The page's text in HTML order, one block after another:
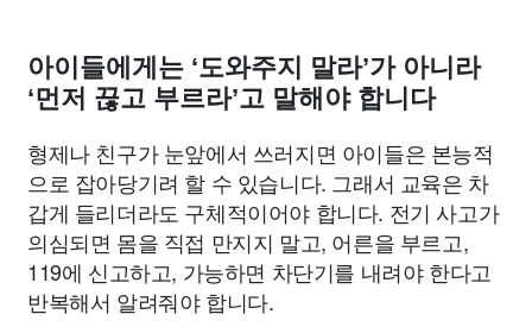
아이들에게는 ‘도와주지 말라’가 아니라
‘먼저 끊고 부르라’고 말해야 합니다
형제나 친구가 눈앞에서 쓰러지면 아이들은 본능적
으로 잡아당기려 할 수 있습니다. 그래서 교육은 차
갑게 들리더라도 구체적이어야 합니다. 전기 사고가
의심되면 몸을 직접 만지지 말고, 어른을 부르고,
119에 신고하고, 가능하면 차단기를 내려야 한다고
반복해서 알려줘야 합니다.